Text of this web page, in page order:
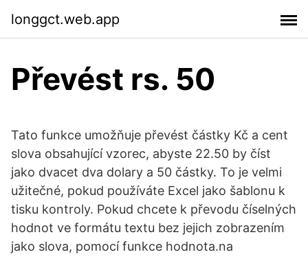
longgct.web.app
Převést rs. 50
Tato funkce umožňuje převést částky Kč a cent
slova obsahující vzorec, abyste 22.50 by číst
jako dvacet dva dolary a 50 částky. To je velmi
užitečné, pokud používáte Excel jako šablonu k
tisku kontroly. Pokud chcete k převodu číselných
hodnot ve formátu textu bez jejich zobrazením
jako slova, pomocí funkce hodnota.na